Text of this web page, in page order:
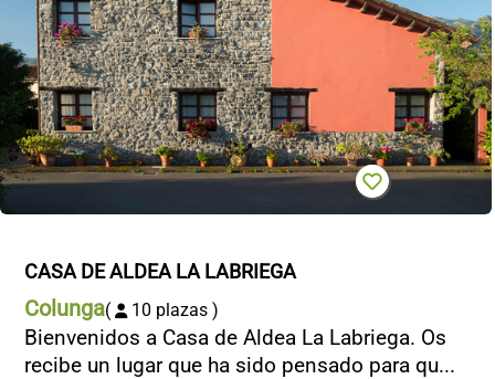
CASA DE ALDEA LA LABRIEGA
Colunga( 10 plazas )
Bienvenidos a Casa de Aldea La Labriega. Os
recibe un lugar que ha sido pensado para qu...